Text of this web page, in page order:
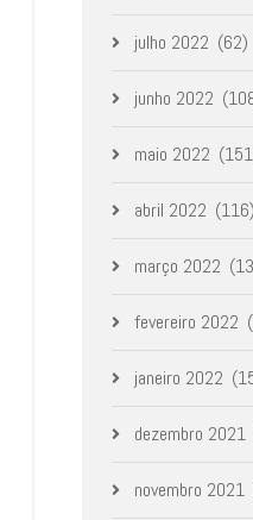
julho 2022 (62)
junho 2022
maio 2022
abril 2022 (116)
março 2022
fevereiro 2022
janeiro 2022
dezembro 2021
novembro 2021